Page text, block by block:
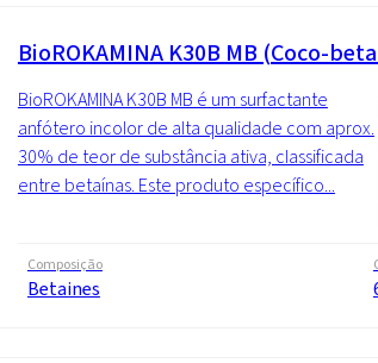
BioROKAMINA K30B MB (Coco-
BioROKAMINA K30B MB é um surfactante
anfótero incolor de alta qualidade com aprox.
30% de teor de substância ativa, classificada
entre betaínas. Este produto específico...
Composição
Betaines